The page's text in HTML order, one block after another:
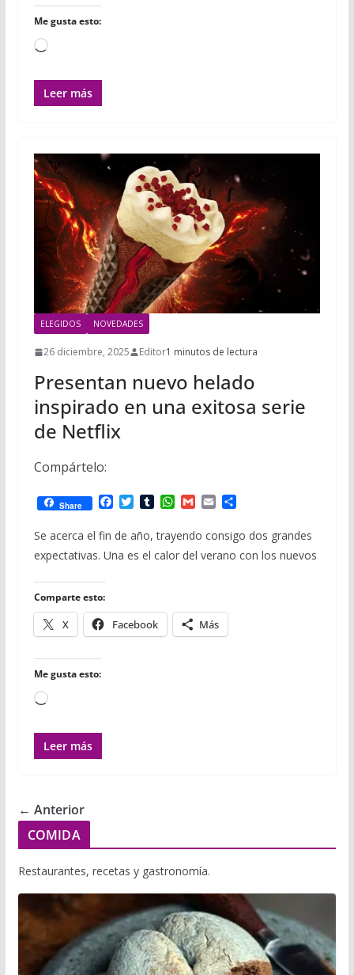
Me gusta esto:
Cargando...
Leer más
ELEGIDOS NOVEDADES
26 diciembre, 2025 Editor1 minutos de lectura
Presentan nuevo helado
inspirado en una exitosa serie
de Netflix
Compártelo:
Share
F
c
e
b
T
i
t
t
T
m
b
l
W
a
t
s
G
a
i
l
E
a
i
l
C
m
p
a
Se acerca el fin de año, trayendo consigo dos grandes
expectativas. Una es el calor del verano con los nuevos
Comparte esto:
X Facebook Más
Me gusta esto:
Cargando...
Leer más
← Anterior
COMIDA
Restaurantes, recetas y gastronomía.